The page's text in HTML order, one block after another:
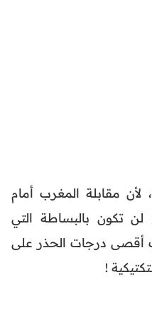
لأن مقابلة المغرب أمام
لن تكون بالبساطة التي
أقصى درجات الحذر على
!